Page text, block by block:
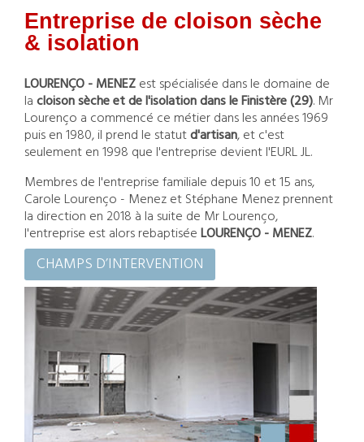
Entreprise de cloison sèche
& isolation
LOURENÇO - MENEZest spécialisée dans le domaine de
lacloison sèche et de l'isolation dans le Finistère (29). Mr
Lourenço a commencé ce métier dans les années 1969
puis en 1980, il prend le statutd'artisan, et c'est
seulement en 1998 que l'entreprise devient l'EURL JL.
Membres de l'entreprise familiale depuis 10 et 15 ans,
Carole Lourenço - Menez et Stéphane Menez prennent
la direction en 2018 à la suite de Mr Lourenço,
l'entreprise est alors rebaptiséeLOURENÇO - MENEZ.
CHAMPS D’INTERVENTION